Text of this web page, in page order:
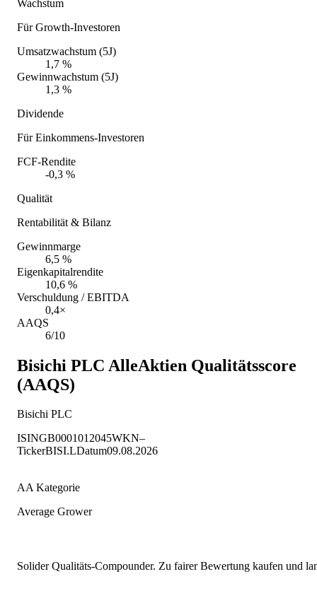
Wachstum
Für Growth-Investoren
Umsatzwachstum (5J)
1,7 %
Gewinnwachstum (5J)
1,3 %
Dividende
Für Einkommens-Investoren
FCF-Rendite
-0,3 %
Qualität
Rentabilität & Bilanz
Gewinnmarge
6,5 %
Eigenkapitalrendite
10,6 %
Verschuldung / EBITDA
0,4×
AAQS
6/10
Bisichi PLC AlleAktien Qualitätsscore
(AAQS)
Bisichi PLC
ISINGB0001012045WKN–
TickerBISI.LDatum09.08.2026
AA Kategorie
Average Grower
Solider Qualitäts-Compounder. Zu fairer Bewertung kaufen und